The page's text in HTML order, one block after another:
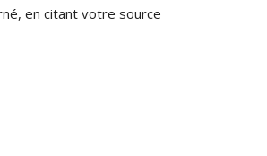
en citant votre source